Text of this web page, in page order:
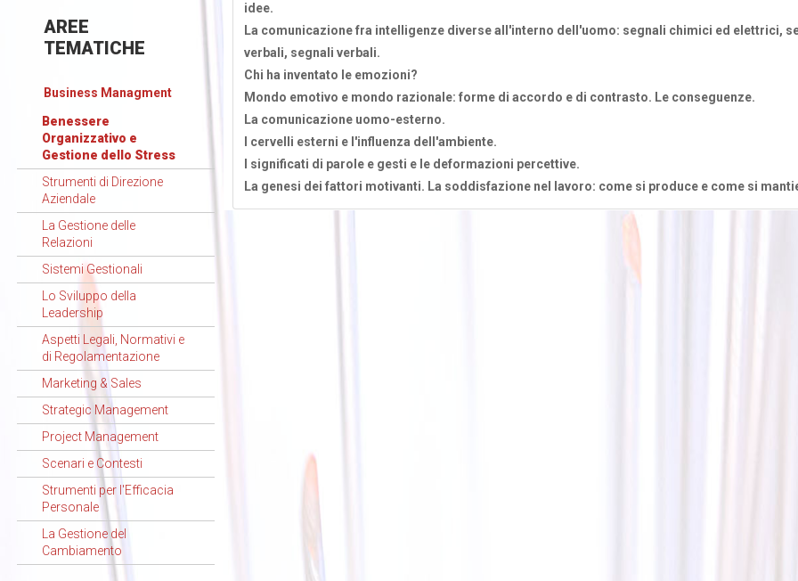
idee.
La comunicazione fra intelligenze diverse all'interno dell'uomo: segnali chimici ed elettrici,
verbali, segnali verbali.
Chi ha inventato le emozioni?
Mondo emotivo e mondo razionale: forme di accordo e di contrasto. Le conseguenze.
La comunicazione uomo-esterno.
I cervelli esterni e l'influenza dell'ambiente.
I significati di parole e gesti e le deformazioni percettive.
La genesi dei fattori motivanti. La soddisfazione nel lavoro: come si produce e come si
AREE
TEMATICHE
Business Managment
Benessere
Organizzativo e
Gestione dello Stress
Strumenti di Direzione
Aziendale
La Gestione delle
Relazioni
Sistemi Gestionali
Lo Sviluppo della
Leadership
Aspetti Legali, Normativi e
di Regolamentazione
Marketing & Sales
Strategic Management
Project Management
Scenari e Contesti
Strumenti per l'Efficacia
Personale
La Gestione del
Cambiamento